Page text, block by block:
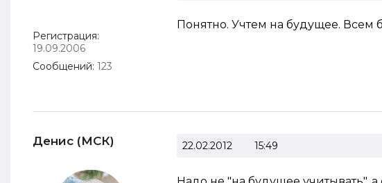
Регистрация:
19.09.2006
Сообщений: 123
Понятно. Учтем на будущее. Всем
Денис (МСК) 22.02.2012 15:49